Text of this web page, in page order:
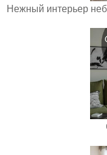
Нежный интерьер